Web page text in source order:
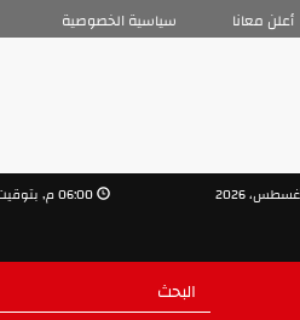
سياسية الخصوصية أعلن معانا